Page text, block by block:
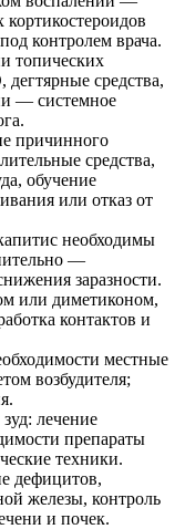
контролем врача.
топических
средства,
— системное
причинного
средства,
обучение
или отказ от
необходимы
—
заразности.
или диметиконом,
контактов и
местные
возбудителя;
лечение
препараты
техники.
дефицитов,
железы, контроль
и почек.